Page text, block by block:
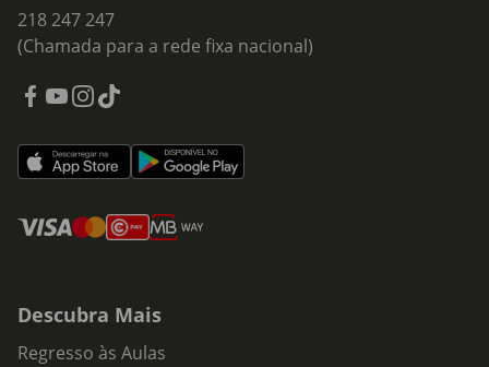
218 247 247
(Chamada para a rede fixa nacional)
Descubra Mais
Regresso às Aulas